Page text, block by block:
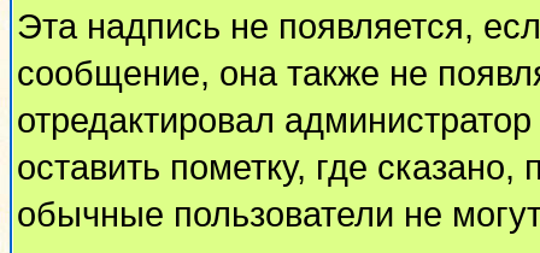
Эта надпись не появляется,
сообщение, она также не
отредактировал
оставить пометку, где
обычные пользователи не